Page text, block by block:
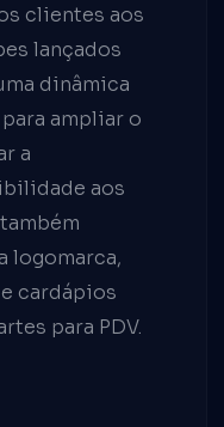
clientes aos
lançados
dinâmica
ampliar o
a
aos
logomarca,
cardápios
para PDV.